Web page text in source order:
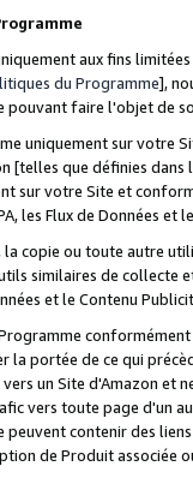
aux fins
du Programme],
pouvant faire l'objet de
uniquement sur votre
[telles que définies dans
sur votre Site et
les Flux de Données
copie ou toute autre
similaires de
et le Contenu
la portée de ce qui
un Site d'Amazon et
vers toute page d'un
contenir des
de Produit associée